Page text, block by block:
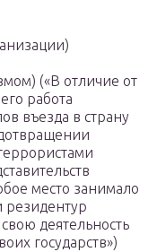
(«В отличие от
работа
въезда в страну
место занимало
резидентур
деятельность
государств»)